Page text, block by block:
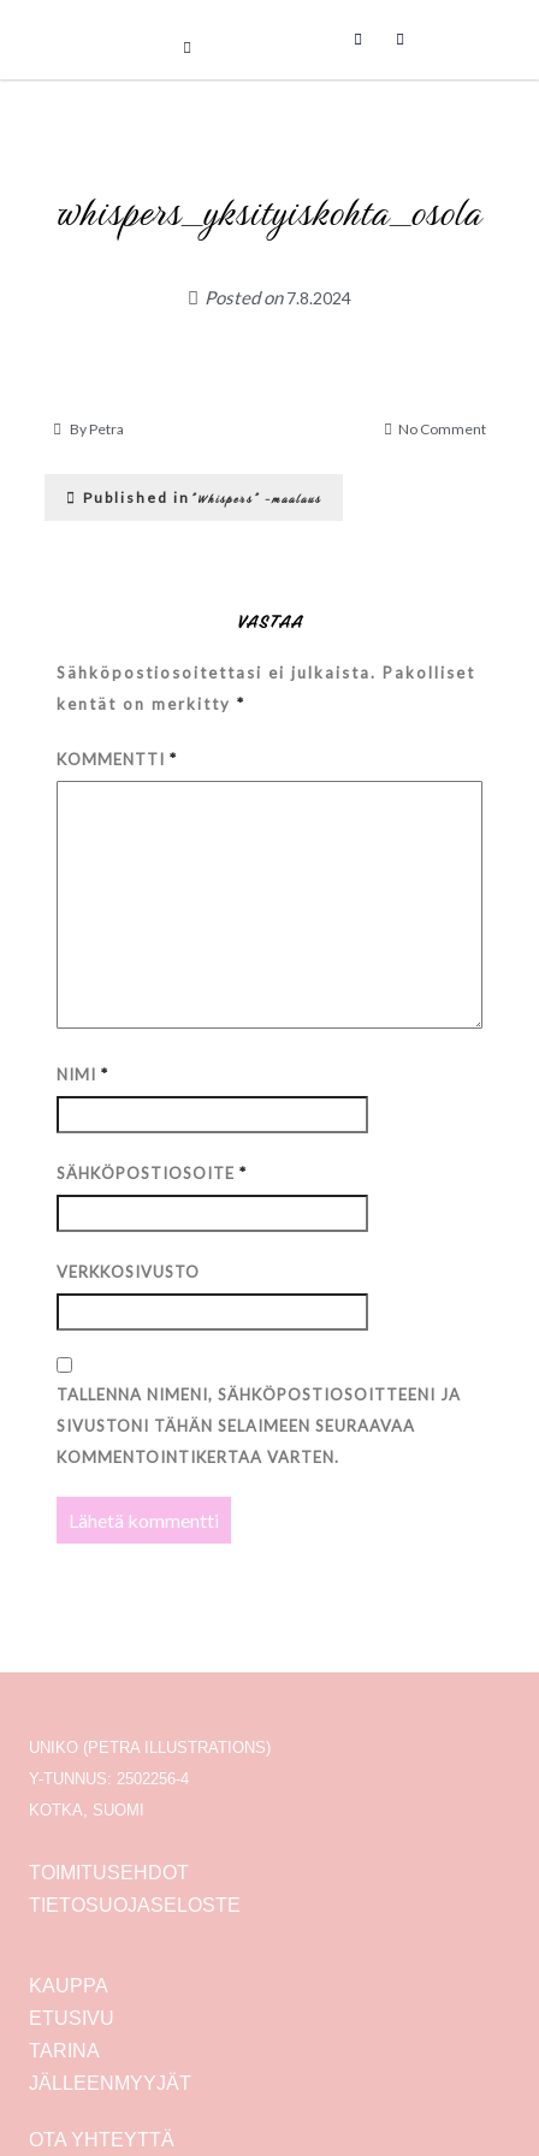
whispers_yksityiskohta_osola
Posted on7.8.2024
ByPetra No Commenton
Artikkelien
Published in ”Whispers” -maalaus
VASTAA
Sähköpostiosoitettasi ei julkaista. Pakolliset
kentät on merkitty*
KOMMENTTI*
NIMI*
SÄHKÖPOSTIOSOITE*
VERKKOSIVUSTO
TALLENNA NIMENI, SÄHKÖPOSTIOSOITTEENI JA
SIVUSTONI TÄHÄN SELAIMEEN SEURAAVAA
KOMMENTOINTIKERTAA VARTEN.
UNIKO (PETRA ILLUSTRATIONS)
Y-TUNNUS: 2502256-4
KOTKA, SUOMI
TOIMITUSEHDOT
TIETOSUOJASELOSTE
KAUPPA
ETUSIVU
TARINA
JÄLLEENMYYJÄT
OTA YHTEYTTÄ